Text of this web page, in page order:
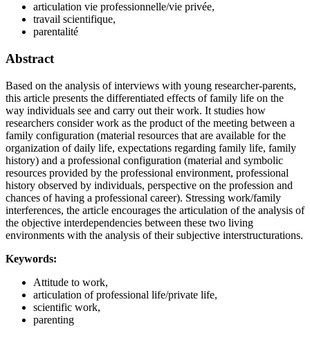
articulation vie professionnelle/vie privée,
travail scientifique,
parentalité
Abstract
Based on the analysis of interviews with young researcher-parents,
this article presents the differentiated effects of family life on the
way individuals see and carry out their work. It studies how
researchers consider work as the product of the meeting between a
family configuration (material resources that are available for the
organization of daily life, expectations regarding family life, family
history) and a professional configuration (material and symbolic
resources provided by the professional environment, professional
history observed by individuals, perspective on the profession and
chances of having a professional career). Stressing work/family
interferences, the article encourages the articulation of the analysis of
the objective interdependencies between these two living
environments with the analysis of their subjective interstructurations.
Keywords:
Attitude to work,
articulation of professional life/private life,
scientific work,
parenting